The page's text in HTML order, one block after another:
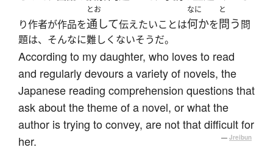
り作者が作品を
とお
通して伝えたいことは
なに
何かを
と
問う問
題は、そんなに難しくないそうだ。
According to my daughter, who loves to read
and regularly devours a variety of novels, the
Japanese reading comprehension questions that
ask about the theme of a novel, or what the
author is trying to convey, are not that difficult for
her.
— Jreibun